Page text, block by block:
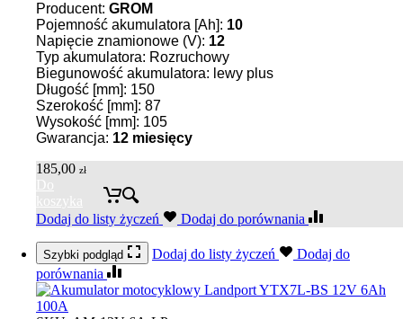
Producent: GROM
Pojemność akumulatora [Ah]: 10
Napięcie znamionowe (V): 12
Typ akumulatora: Rozruchowy
Biegunowość akumulatora: lewy plus
Długość [mm]: 150
Szerokość [mm]: 87
Wysokość [mm]: 105
Gwarancja: 12 miesięcy
185,00 zł
Do
koszyka
Dodaj do listy życzeń
Dodaj do porównania
Szybki podgląd Dodaj do listy życzeń
Dodaj do
porównania